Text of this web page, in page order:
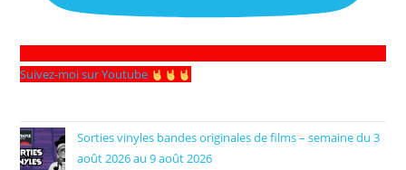
Suivez-moi sur Youtube
Sorties vinyles bandes originales de films – semaine du 3
août 2026 au 9 août 2026